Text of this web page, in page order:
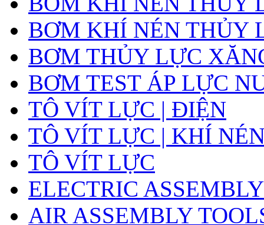
BƠM KHÍ NÉN THỦY
BƠM THỦY LỰC
BƠM TEST ÁP LỰC
TÔ VÍT LỰC | ĐIỆN
TÔ VÍT LỰC | KHÍ
TÔ VÍT LỰC
ELECTRIC
AIR ASSEMBLY